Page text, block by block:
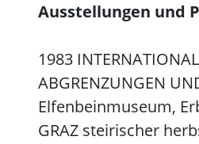
Ausstellungen und
1983
ABGRENZUNGEN
Elfenbeinmuseum,
GRAZ steirischer